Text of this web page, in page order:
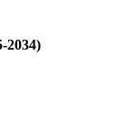
2034)